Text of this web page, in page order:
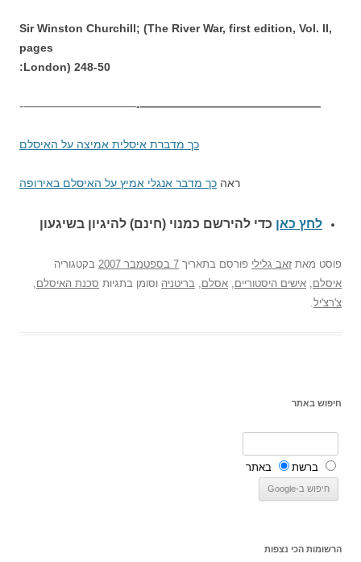
Sir Winston Churchill; (The River War, first edition, Vol. II,
pages
248-50 (London:
————————————————-
——————————-
כך מדברת איסלית אמיצה על האיסלם
ראה כך מדבר אנגלי אמיץ על האיסלם באירופה
לחץ כאן כדי להירשם כמנוי (חינם) להיגיון בשיגעון
פוסט מאת זאב גלילי פורסם בתאריך 7 בספטמבר 2007
בקטגוריה
איסלם, אישים היסטוריים, אסלם, בריטניה וסומן בתגיות סכנת האיסלם,
צ'רצ'יל.
חיפוש באתר
ברשת באתר
הרשומות הכי נצפות